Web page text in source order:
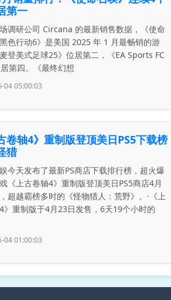
第一
调研公司 Circana 的最新销售数据，《使命
色行动6》是美国 2025 年 1 月最畅销的游
登美式足球25》位居第二，《EA Sports FC
第四。《最终幻想
04 05:00:03
卷轴4》重制版登顶美日PS5下载榜
猎
今天发布了最新PS商店下载排行榜，超火爆
《上古卷轴4》重制版登顶美日PS5商店4月
超越霸榜多时的《怪物猎人：荒野》。·《上
》重制版于4月23日发售，6天19个小时的
04 01:00:03